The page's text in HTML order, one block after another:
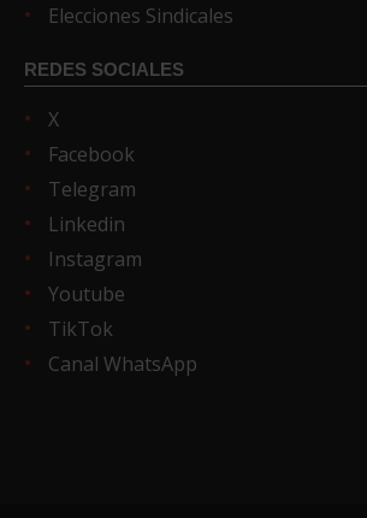
Elecciones Sindicales
REDES SOCIALES
X
Facebook
Telegram
Linkedin
Instagram
Youtube
TikTok
Canal WhatsApp